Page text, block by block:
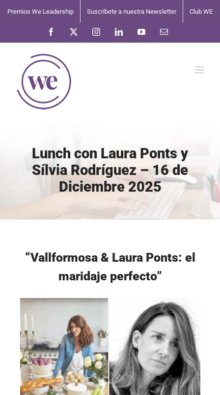
Premios We Leadership Suscríbete a nuestra Newsletter Club WE
Facebook InstagramLinkedInYouTubeCorreo
Lunch con Laura Ponts y
Sílvia Rodríguez – 16 de
Diciembre 2025
“Vallformosa & Laura Ponts: el
maridaje perfecto”